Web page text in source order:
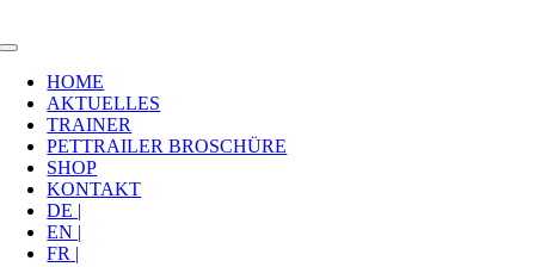
Inhalt
Toggle
Navigation
HOME
AKTUELLES
TRAINER
PETTRAILER BROSCHÜRE
SHOP
KONTAKT
DE |
EN |
FR |